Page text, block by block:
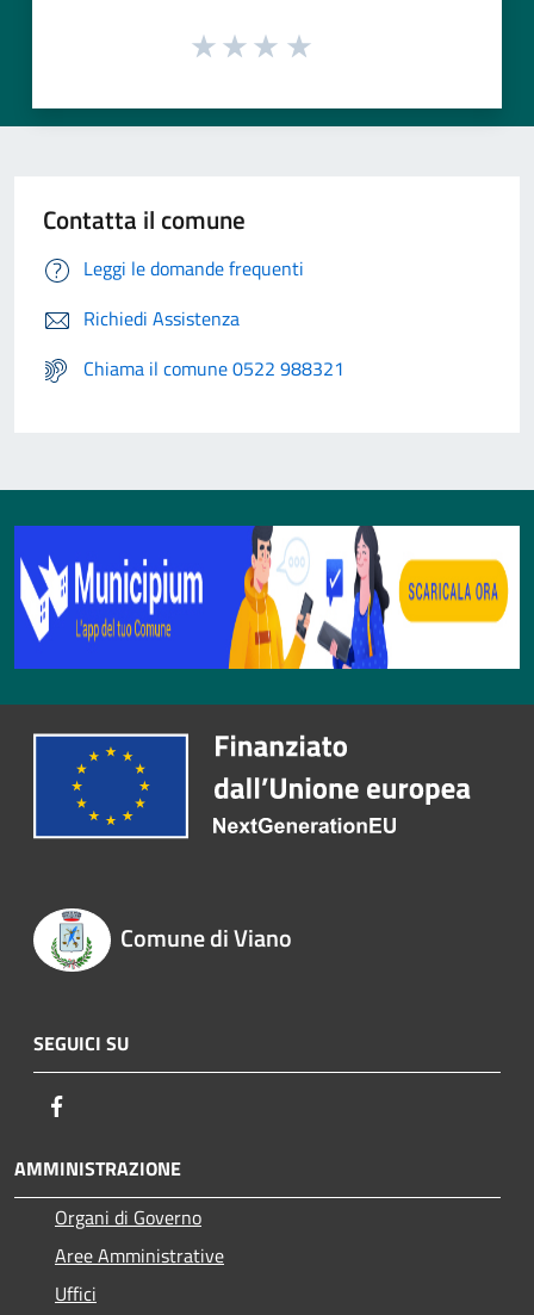
Contatta il comune
Leggi le domande frequenti
Richiedi Assistenza
Chiama il comune 0522 988321
Comune di Viano
SEGUICI SU
AMMINISTRAZIONE
Organi di Governo
Aree Amministrative
Uffici